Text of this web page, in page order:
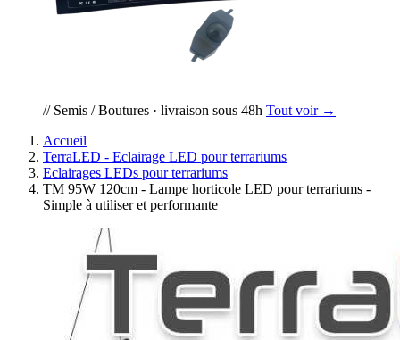
// Semis / Boutures · livraison sous 48h Tout voir →
Accueil
TerraLED - Eclairage LED pour terrariums
Eclairages LEDs pour terrariums
TM 95W 120cm - Lampe horticole LED pour terrariums -
Simple à utiliser et performante